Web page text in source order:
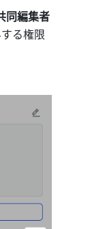
同編集者
る権限